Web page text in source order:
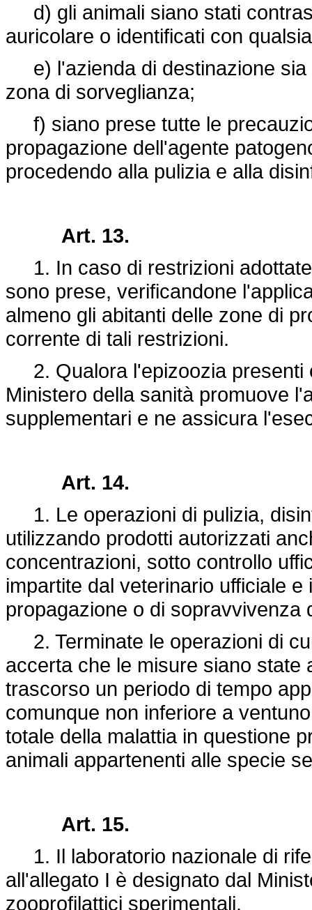
d) gli animali siano stati
auricolare o identificati con
e) l'azienda di destinazione sia
zona di sorveglianza;
f) siano prese tutte le
propagazione dell'agente
procedendo alla pulizia e alla
Art. 13.
1. In caso di restrizioni
sono prese, verificandone
almeno gli abitanti delle zone di
corrente di tali restrizioni.
2. Qualora l'epizoozia presenti
Ministero della sanità promuove
supplementari e ne assicura
Art. 14.
1. Le operazioni di pulizia,
utilizzando prodotti autorizzati
concentrazioni, sotto controllo
impartite dal veterinario ufficiale
propagazione o di sopravvivenza
2. Terminate le operazioni di
accerta che le misure siano
trascorso un periodo di tempo
comunque non inferiore a
totale della malattia in questione
animali appartenenti alle specie
Art. 15.
1. Il laboratorio nazionale di
all'allegato I è designato dal
zooprofilattici sperimentali.